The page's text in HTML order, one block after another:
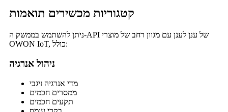
קטגוריות מכשירים תואמות
ניתן להשתמש בממשק ה-API של ענן לענן עם מגוון רחב של מוצרי
OWON IoT, כולל:
ניהול אנרגיה
מדי אנרגיה זיגבי
ממסרים חכמים
תקעים חכמים